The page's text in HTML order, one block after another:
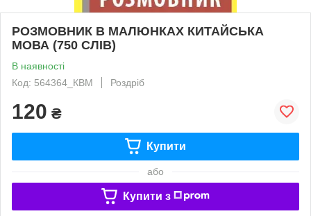
РОЗМОВНИК В МАЛЮНКАХ КИТАЙСЬКА
МОВА (750 СЛІВ)
В наявності
Код: 564364_КВМ
Роздріб
120 ₴
Купити
або
Купити з